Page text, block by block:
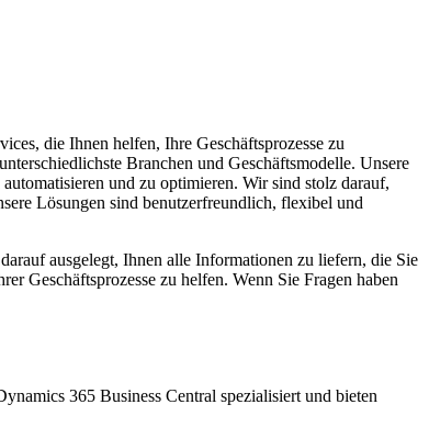
die Ihnen helfen, Ihre Geschäftsprozesse zu
Branchen und Geschäftsmodelle. Unsere
und zu optimieren. Wir sind stolz darauf,
Lösungen sind benutzerfreundlich, flexibel und
ausgelegt, Ihnen alle Informationen zu liefern, die Sie
Geschäftsprozesse zu helfen. Wenn Sie Fragen haben
365 Business Central spezialisiert und bieten